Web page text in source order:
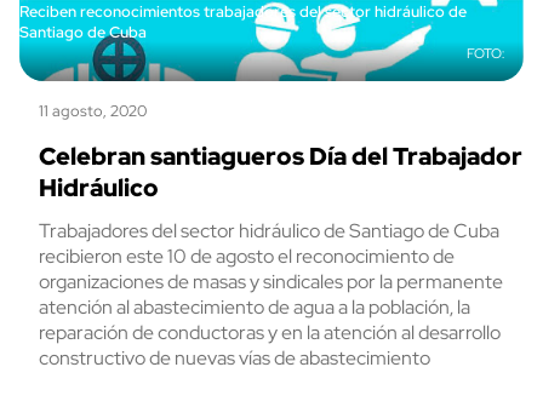
Reciben reconocimientos trabajadores del sector hidráulico de
Santiago de Cuba
11 agosto, 2020
Celebran santiagueros Día del Trabajador
Hidráulico
Trabajadores del sector hidráulico de Santiago de Cuba
recibieron este 10 de agosto el reconocimiento de
organizaciones de masas y sindicales por la permanente
atención al abastecimiento de agua a la población, la
reparación de conductoras y en la atención al desarrollo
constructivo de nuevas vías de abastecimiento